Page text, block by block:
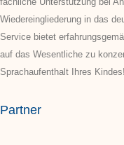
Wiedereingliederung in das
Service bietet
auf das Wesentliche zu
Sprachaufenthalt Ihres Kindes!
Partner